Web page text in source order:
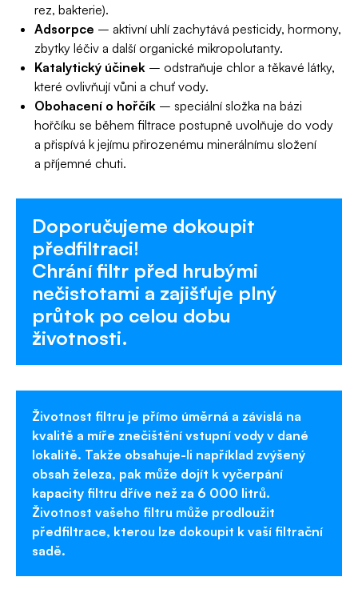
rez, bakterie).
Adsorpce – aktivní uhlí zachytává pesticidy, hormony,
zbytky léčiv a další organické mikropolutanty.
Katalytický účinek – odstraňuje chlor a těkavé látky,
které ovlivňují vůni a chuť vody.
Obohacení o hořčík – speciální složka na bázi
hořčíku se během filtrace postupně uvolňuje do vody
a přispívá k jejímu přirozenému minerálnímu složení
a příjemné chuti.
Doporučujeme dokoupit
předfiltraci!
Chrání filtr před hrubými
nečistotami a zajišťuje plný
průtok po celou dobu
životnosti.
Životnost filtru je přímo úměrná a závislá na
kvalitě a míře znečištění vstupní vody v dané
lokalitě. Takže obsahuje-li například zvýšený
obsah železa, pak může dojít k vyčerpání
kapacity filtru dříve než za 6 000 litrů.
Životnost vašeho filtru může prodloužit
předfiltrace, kterou lze dokoupit k vaší filtrační
sadě.